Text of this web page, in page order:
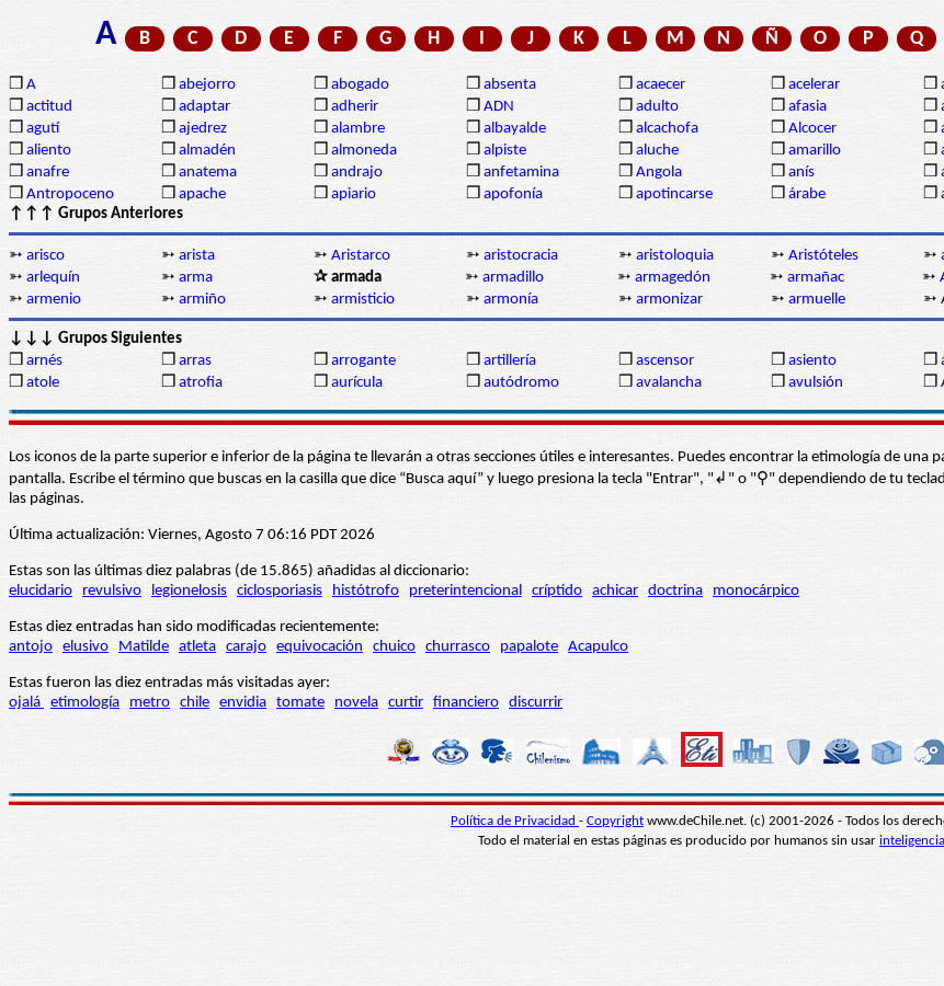
A B C D E F G H J K L M N Ñ O P Q
❒ A ❒ abejorro ❒ abogado ❒ absenta ❒ acaecer ❒ acelerar ❒
❒ actitud ❒ adaptar ❒ adherir ❒ ADN ❒ adulto ❒ afasia ❒
❒ agutí ❒ ajedrez ❒ alambre ❒ albayalde ❒ alcachofa ❒ Alcocer ❒
❒ aliento ❒ almadén ❒ almoneda ❒ alpiste ❒ aluche ❒ amarillo ❒
❒ anafre ❒ anatema ❒ andrajo ❒ anfetamina ❒ Angola ❒ anís ❒
❒ Antropoceno ❒ apache ❒ apiario ❒ apofonía ❒ apotincarse ❒ árabe ❒
↑↑↑ Grupos Anteriores
➳ arisco ➳ arista ➳ Aristarco ➳ aristocracia ➳ aristoloquia ➳ Aristóteles ➳
➳ arlequín ➳ arma ✰ armada ➳ armadillo ➳ armagedón ➳ armañac ➳
➳ armenio ➳ armiño ➳ armisticio ➳ armonía ➳ armonizar ➳ armuelle ➳
↓↓↓ Grupos Siguientes
❒ arnés ❒ arras ❒ arrogante ❒ artillería ❒ ascensor ❒ asiento ❒
❒ atole ❒ atrofia ❒ aurícula ❒ autódromo ❒ avalancha ❒ avulsión ❒
Los iconos de la parte superior e inferior de la página te llevarán a otras secciones útiles e interesantes. Puedes encontrar la etimología de
pantalla. Escribe el término que buscas en la casilla que dice “Busca aquí” y luego presiona la tecla "Entrar", "↲" o "⚲" dependiendo de tu
las páginas.
Última actualización: Viernes, Agosto 7 06:16 PDT 2026
Estas son las últimas diez palabras (de 15.865) añadidas al diccionario:
elucidario
revulsivo legionelosis ciclosporiasis histótrofo preterintencional críptido achicar doctrina monocárpico
Estas diez entradas han sido modificadas recientemente:
antojo elusivo Matilde atleta carajo equivocación chuico churrasco papalote Acapulco
Estas fueron las diez entradas más visitadas ayer:
ojalá etimología metro chile envidia tomate novela curtir financiero discurrir
Política de Privacidad - Copyright www.deChile.net. (c) 2001-2026 - Todos los
Todo el material en estas páginas es producido por humanos sin usar